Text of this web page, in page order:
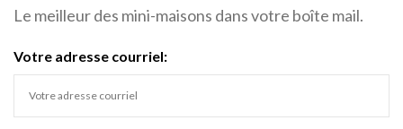
Le meilleur des mini-maisons dans votre boîte mail.
Votre adresse courriel: